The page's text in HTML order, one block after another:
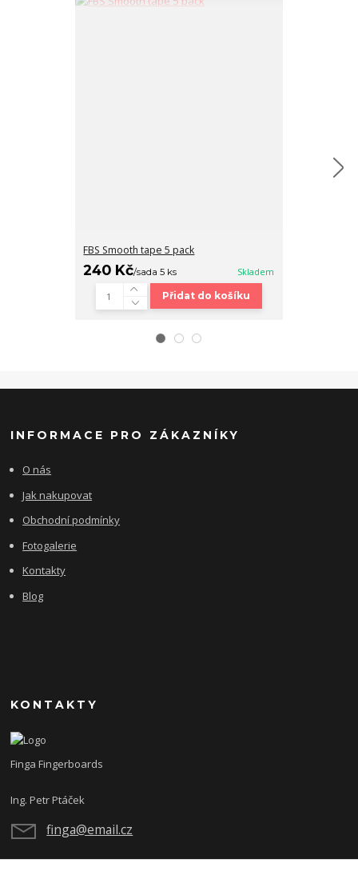
FBS Smooth tape 5 pack
240 Kč/sada 5 ks Skladem
Přidat do košíku
INFORMACE PRO ZÁKAZNÍKY
O nás
Jak nakupovat
Obchodní podmínky
Fotogalerie
Kontakty
Blog
KONTAKTY
Finga Fingerboards
Ing. Petr Ptáček
finga@email.cz